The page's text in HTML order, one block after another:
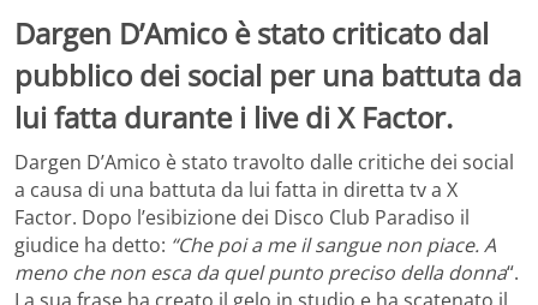
Dargen D’Amico è stato criticato dal
pubblico dei social per una battuta da
lui fatta durante i live di X Factor.
Dargen D’Amico è stato travolto dalle critiche dei social
a causa di una battuta da lui fatta in diretta tv a X
Factor. Dopo l’esibizione dei Disco Club Paradiso il
giudice ha detto: “Che poi a me il sangue non piace. A
meno che non esca da quel punto preciso della donna“.